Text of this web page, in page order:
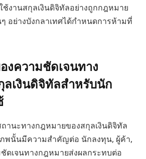
ช้งานสกุลเงินดิจิทัลอย่างถูกกฎหมาย
อย่างบังกลาเทศได้กำหนดการห้ามที่
ความชัดเจนทาง
เงินดิจิทัลสำหรับนัก
านะทางกฎหมายของสกุลเงินดิจิทัล
ภพนั้นมีความสำคัญต่อ นักลงทุน, ผู้ค้า,
ดเจนทางกฎหมายส่งผลกระทบต่อ